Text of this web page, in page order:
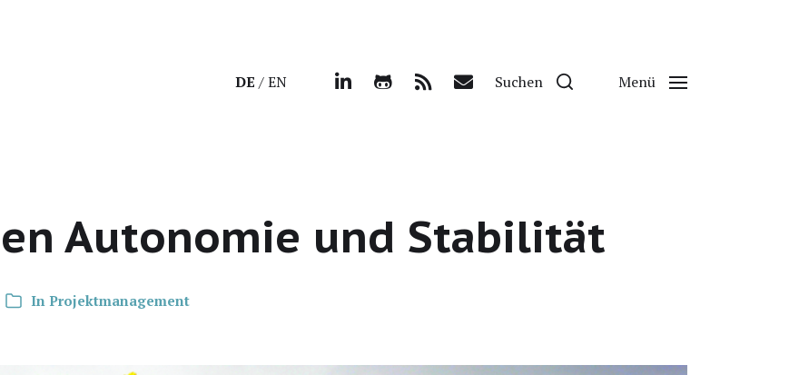
DE EN Suchen Menü
Autonomie und Stabilität
In Projektmanagement